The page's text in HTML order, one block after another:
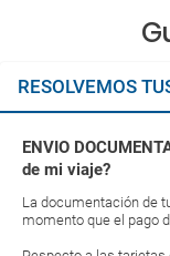
RESOLVEMOS
ENVIO
de mi viaje?
La documentación de
momento que el pago